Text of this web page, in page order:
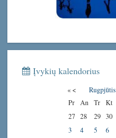
Įvykių kalendorius
« < Rugpjūtis
Pr
An Tr Kt
27 28 29 30
3
4 5 6